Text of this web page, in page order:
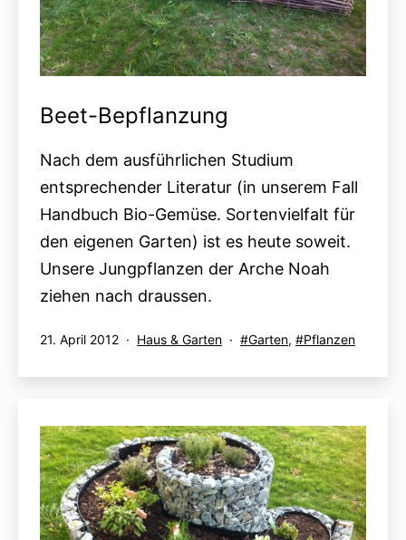
Beet-Bepflanzung
Nach dem ausführlichen Studium
entsprechender Literatur (in unserem Fall
Handbuch Bio-Gemüse. Sortenvielfalt für
den eigenen Garten) ist es heute soweit.
Unsere Jungpflanzen der Arche Noah
ziehen nach draussen.
Veröffentlicht
21. April 2012
Kategorisiert
Haus & Garten
Verschlagwortet
Garten, Pflanzen